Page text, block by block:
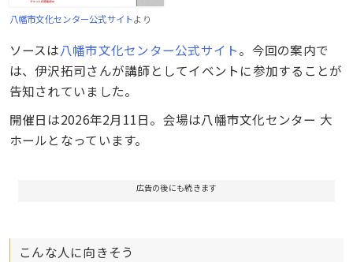
八幡市文化センター公式サイトより
ソースは八幡市文化センター公式サイト。今回の案内で
は、伊沢拓司さんが講師としてイベントに参加することが
告知されていました。
開催日は2026年2月11日。会場は八幡市文化センター 大
ホールとなっています。
広告の後にも続きます
こんな人に向きそう